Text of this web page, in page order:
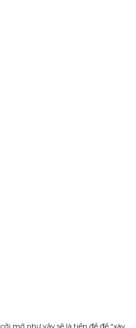
mở như vậy sẽ là tiền đề để “xây